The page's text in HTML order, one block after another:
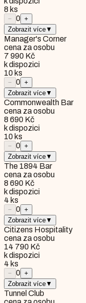
8 ks
− 0 +
Zobrazit více▼
Manager's Corner
cena za osobu
7 990 Kč
k dispozici
10 ks
− 0 +
Zobrazit více▼
Commonwealth Bar
cena za osobu
8 690 Kč
k dispozici
10 ks
− 0 +
Zobrazit více▼
The 1894 Bar
cena za osobu
8 690 Kč
k dispozici
4 ks
− 0 +
Zobrazit více▼
Citizens Hospitality
cena za osobu
14 790 Kč
k dispozici
4 ks
− 0 +
Zobrazit více▼
Tunnel Club